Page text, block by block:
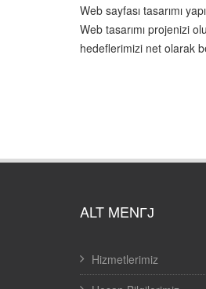
Web sayfası tasarımı
Web tasarımı projenizi
hedeflerimizi net olarak
ALT MENГЈ
Hizmetlerimiz